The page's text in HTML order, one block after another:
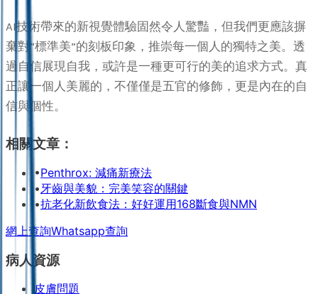
AI技術帶來的新視覺體驗固然令人驚豔，但我們更應該摒
棄對“標準美”的刻板印象，推崇每一個人的獨特之美。透
過自信展現自我，或許是一種更可行的美的追求方式。真
正讓一個人美麗的，不僅僅是五官的修飾，更是內在的自
信與個性。
相關文章：
•Penthrox: 減痛新療法
•牙齒與美貌：完美笑容的關鍵
•抗老化新飲食法：好好運用168斷食與NMN
網上查詢Whatsapp查詢
病人資源
皮膚問題